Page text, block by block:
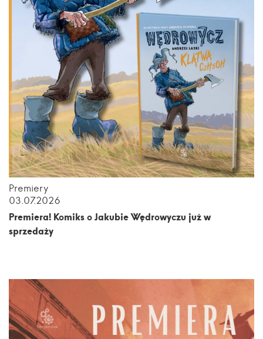
Premiery
03.07.2026
Premiera! Komiks o Jakubie Wędrowyczu już w
sprzedaży